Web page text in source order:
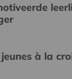
à la